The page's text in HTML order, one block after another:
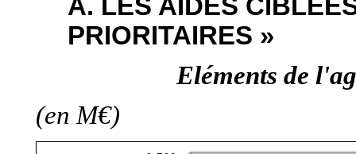
A. LES AIDES
PRIORITAIRES »
Eléments de
(en M€)